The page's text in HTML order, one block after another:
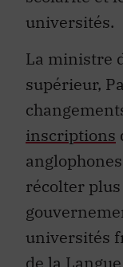
universités.
La ministre
supérieur,
changements
inscriptions
récolter
universités
de la